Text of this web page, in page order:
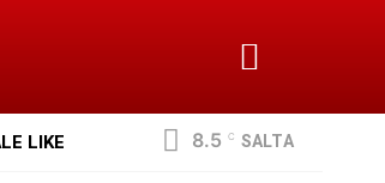
LIKE 8.5 C SALTA